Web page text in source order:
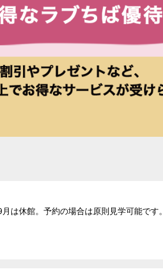
休館。予約の場合は原則見学可能です。